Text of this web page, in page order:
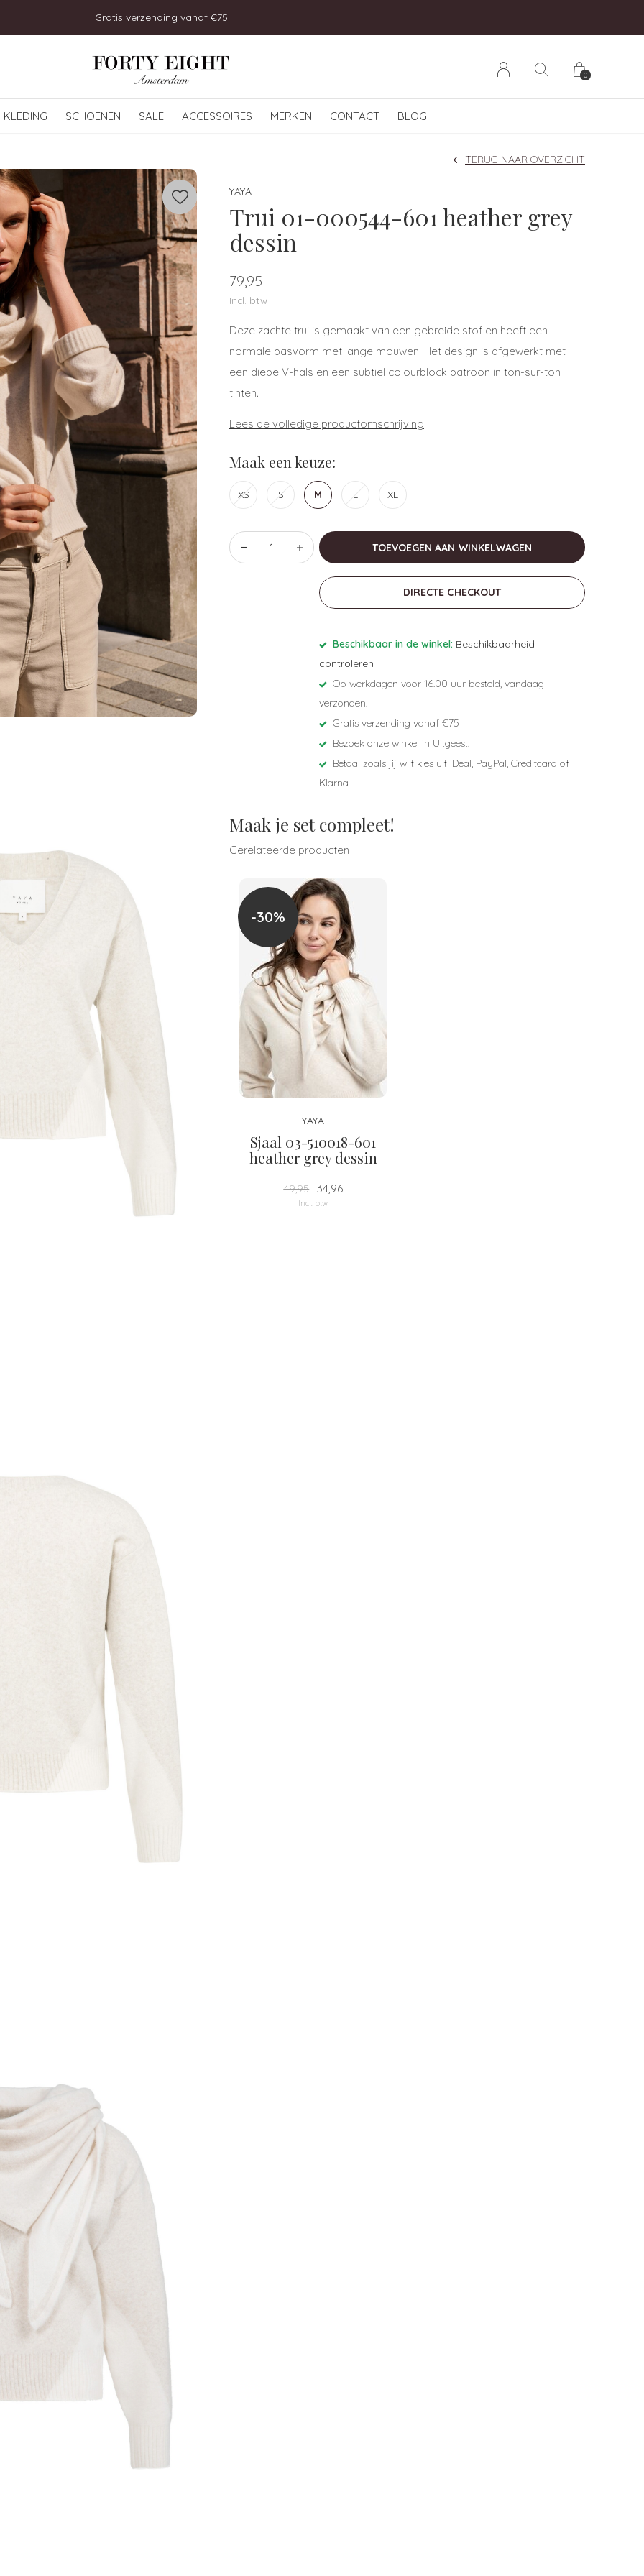
KLEDING SCHOENEN SALE ACCESSOIRES MERKEN CONTACT BLOG
0
Bezoek onze winkel in Uitgeest!
YAYA
Trui 01-000544-601 heather grey
dessin
TERUG NAAR OVERZICHT
79,95
Incl. btw
Deze zachte trui is gemaakt van een gebreide stof en heeft een
normale pasvorm met lange mouwen. Het design is afgewerkt met
een diepe V-hals en een subtiel colourblock patroon in ton-sur-ton
tinten.
Lees de volledige productomschrijving
Maak een keuze:
XS S M L XL
TOEVOEGEN AAN WINKELWAGEN
DIRECTE CHECKOUT
Beschikbaar in de winkel: Beschikbaarheid
controleren
Op werkdagen voor 16.00 uur besteld, vandaag
verzonden!
Gratis verzending vanaf €75
Bezoek onze winkel in Uitgeest!
Betaal zoals jij wilt kies uit iDeal, PayPal, Creditcard of
Klarna
Maak je set compleet!
Gerelateerde producten
-30%
YAYA
Sjaal 03-510018-601
heather grey dessin
49,95 34,96
Incl. btw